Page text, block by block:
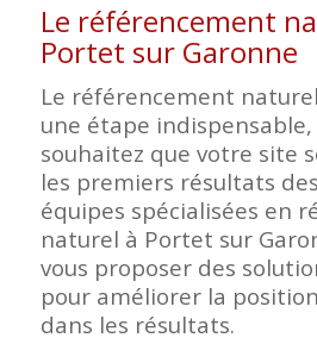
Le référencement
Portet sur Garonne
Le référencement
une étape indispensable,
souhaitez que votre site
les premiers résultats
équipes spécialisées en
naturel à Portet sur
vous proposer des
pour améliorer la
dans les résultats.